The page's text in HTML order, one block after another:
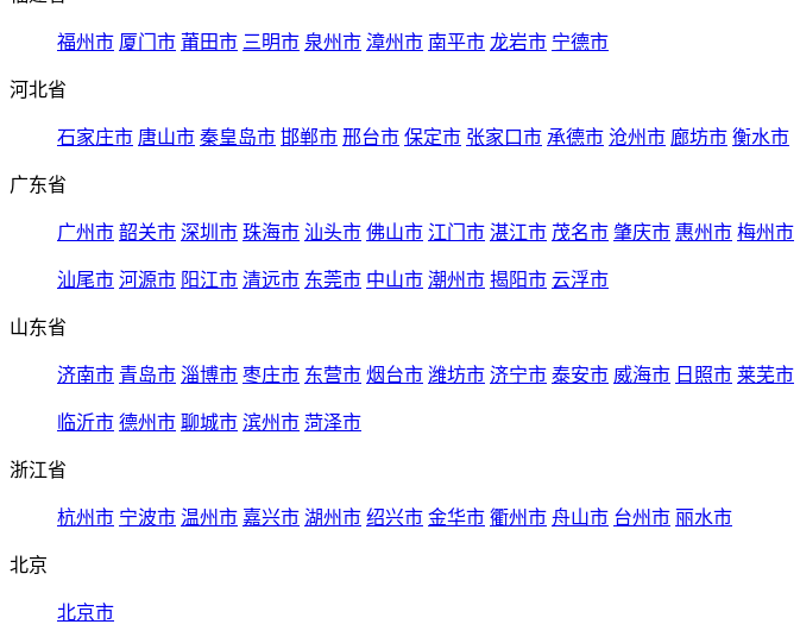
福州市 厦门市 莆田市 三明市 泉州市 漳州市 南平市 龙岩市 宁德市
河北省
石家庄市 唐山市 秦皇岛市 邯郸市 邢台市 保定市 张家口市 承德市 沧州市 廊坊市 衡水市
广东省
广州市 韶关市 深圳市 珠海市 汕头市 佛山市 江门市 湛江市 茂名市 肇庆市 惠州市 梅州市
汕尾市 河源市 阳江市 清远市 东莞市 中山市 潮州市 揭阳市 云浮市
山东省
济南市 青岛市 淄博市 枣庄市 东营市 烟台市 潍坊市 济宁市 泰安市 威海市 日照市 莱芜市
临沂市 德州市 聊城市 滨州市 菏泽市
浙江省
杭州市 宁波市 温州市 嘉兴市 湖州市 绍兴市 金华市 衢州市 舟山市 台州市 丽水市
北京
北京市